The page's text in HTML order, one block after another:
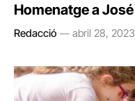
Homenatge a
Redacció abril 28, 2023